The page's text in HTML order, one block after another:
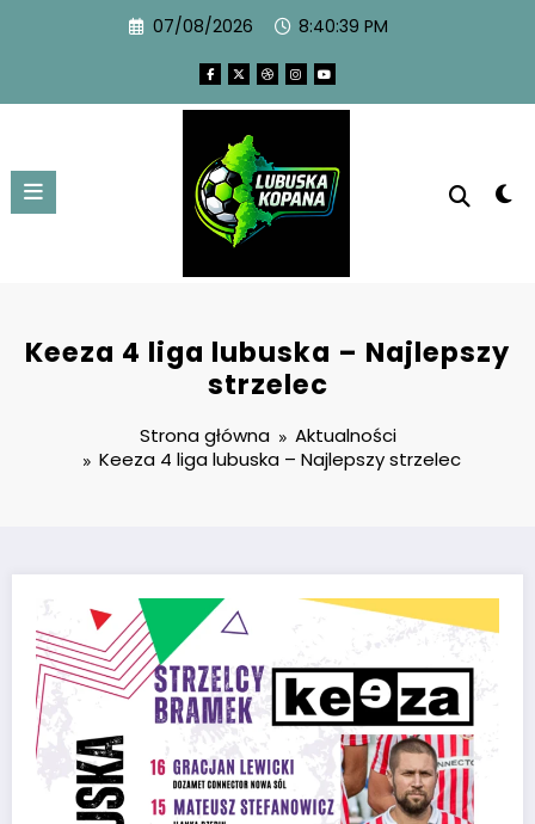
07/08/2026 8:40:40 PM
Keeza 4 liga lubuska – Najlepszy
strzelec
Strona główna
Aktualności
Keeza 4 liga lubuska – Najlepszy strzelec